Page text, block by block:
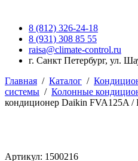
8 (812) 326-24-18
8 (931) 308 85 55
raisa@climate-control.ru
г. Санкт Петербург, ул.
Главная / Каталог /
системы / Колонные
кондиционер Daikin FVA125A /
Артикул: 1500216